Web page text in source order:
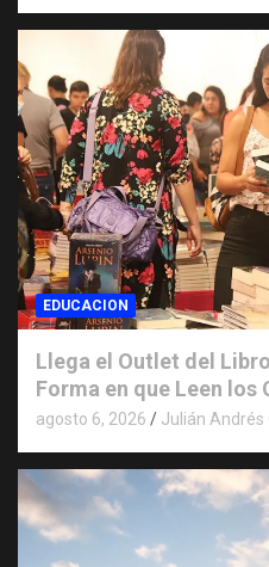
EDUCACION
Llega el Outlet del
Forma en que Leen los
agosto 6, 2026 Julián Andrés